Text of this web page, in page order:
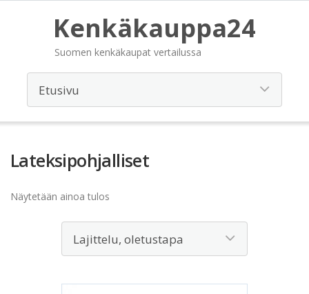
Kenkäkauppa24
Suomen kenkäkaupat vertailussa
Lateksipohjalliset
Näytetään ainoa tulos